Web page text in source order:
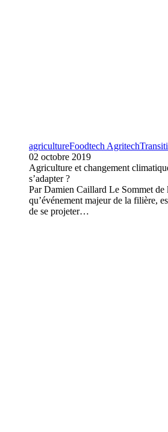
agricultureFoodtech Agritech
02 octobre 2019
Agriculture et changement
s’adapter ?
Par Damien Caillard Le Sommet de
qu’événement majeur de la filière,
de se projeter…